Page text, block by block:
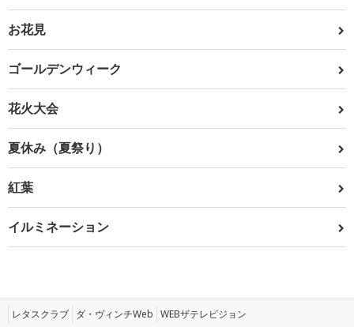
お花見
ゴールデンウィーク
花火大会
夏休み（夏祭り）
紅葉
イルミネーション
レタスクラブ ダ・ヴィンチWeb WEBザテレビジョン